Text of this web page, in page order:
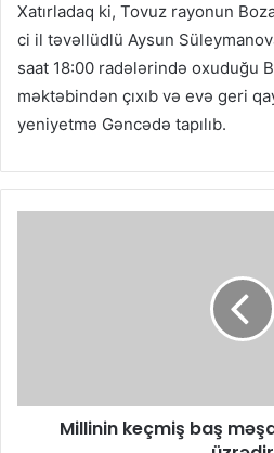
Xatırladaq ki, Tovuz rayonun
ci il təvəllüdlü Aysun
saat 18:00 radələrində oxuduğu
məktəbindən çıxıb və evə geri
yeniyetmə Gəncədə tapılıb.
Millinin keçmiş baş